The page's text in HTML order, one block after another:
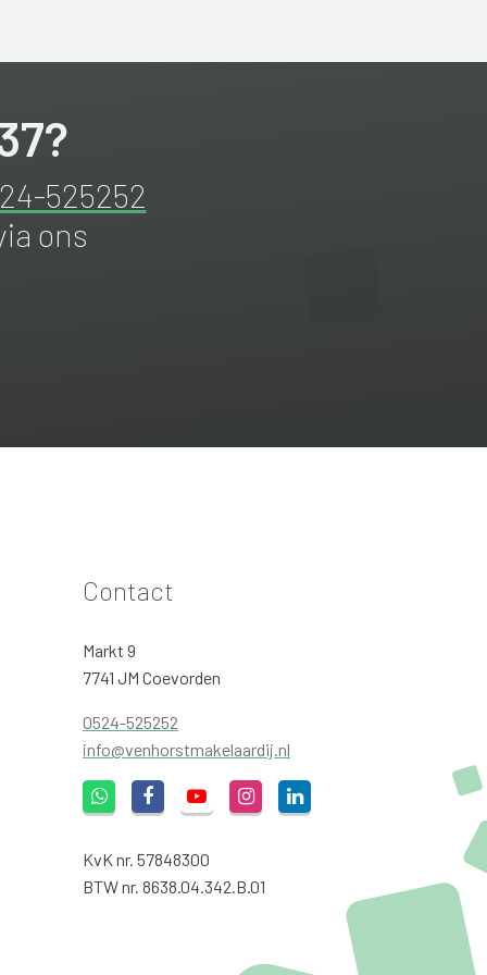
525252
ons
Contact
Markt 9
7741 JM Coevorden
0524-525252
info@venhorstmakelaardij.nl
KvK nr. 57848300
BTW nr. 8638.04.342.B.01